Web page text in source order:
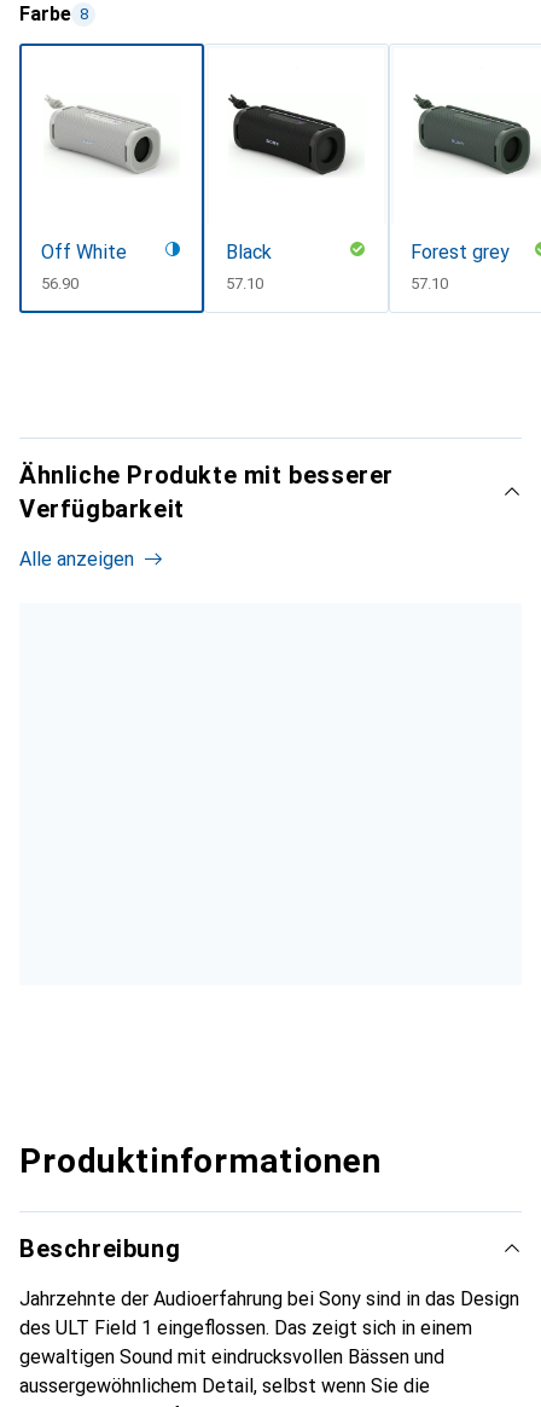
Farbe 8
Off White
CHF
56.90
Black
CHF
57.10
Forest grey
CHF
57.10
Ähnliche Produkte mit besserer
Verfügbarkeit
Alle anzeigen
Produktinformationen
Beschreibung
Jahrzehnte der Audioerfahrung bei Sony sind in das Design
des ULT Field 1 eingeflossen. Das zeigt sich in einem
gewaltigen Sound mit eindrucksvollen Bässen und
aussergewöhnlichem Detail, selbst wenn Sie die